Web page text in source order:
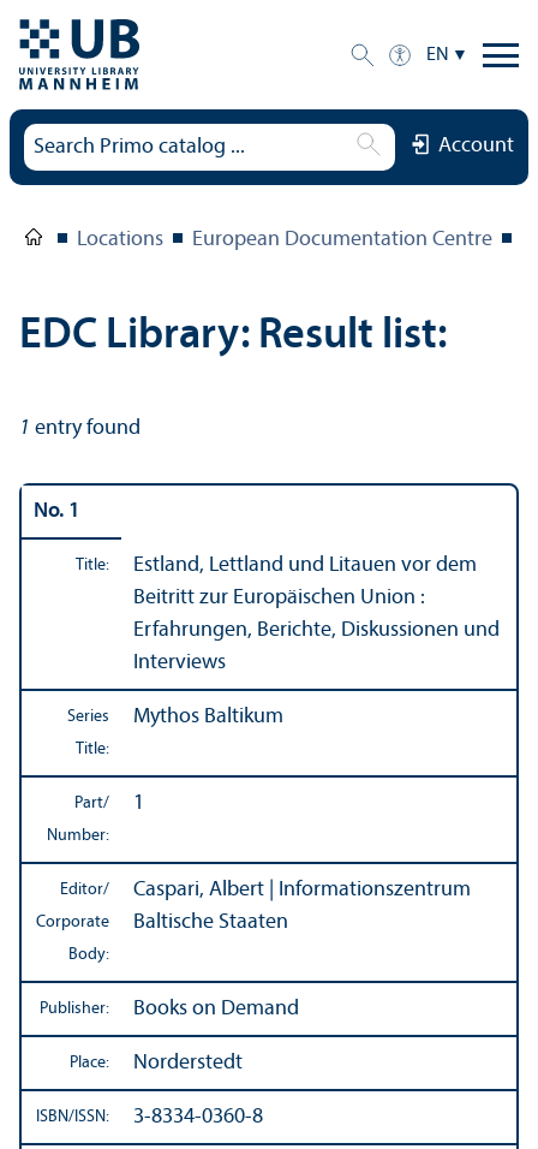
EN
Account
Locations European Documentation Centre
EDC Library: Result list:
1 entry found
No. 1
Title:
Estland, Lettland und Litauen vor dem
Beitritt zur Europäischen Union :
Erfahrungen, Berichte, Diskussionen und
Interviews
Series
Title:
Mythos Baltikum
Part/
Number:
1
Editor/
Corporate
Body:
Caspari, Albert | Informationszentrum
Baltische Staaten
Publisher: Books on Demand
Place: Norderstedt
ISBN/ISSN: 3-8334-0360-8